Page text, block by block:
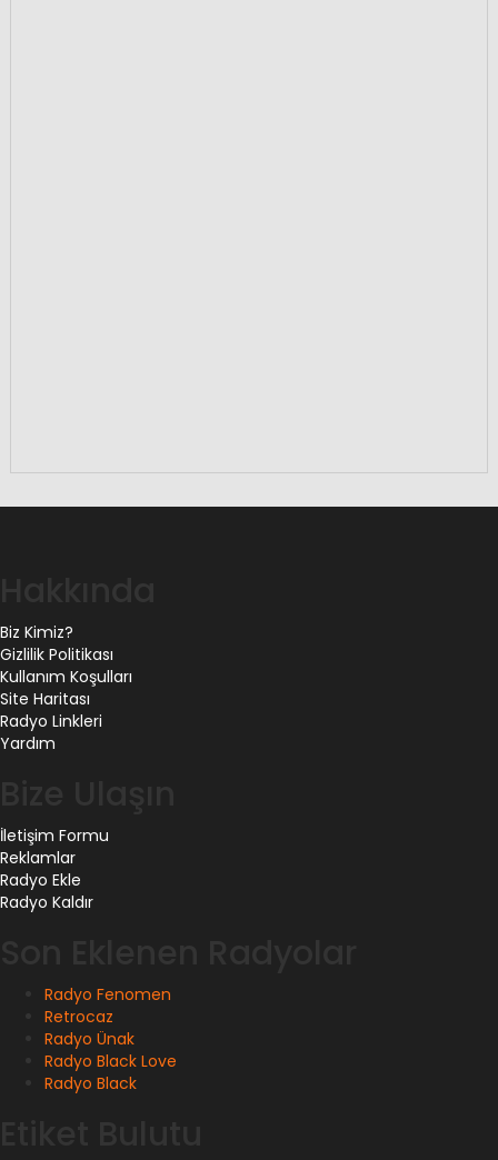
Biz Kimiz?
Gizlilik Politikası
Kullanım Koşulları
Site Haritası
Radyo Linkleri
Yardım
İletişim Formu
Reklamlar
Radyo Ekle
Radyo Kaldır
Radyo Fenomen
Retrocaz
Radyo Ünak
Radyo Black Love
Radyo Black